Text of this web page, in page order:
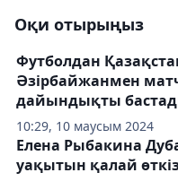
Оқи отырыңыз
10:29, 10 маусым 2024
Футболдан
Әзірбайжанмен
дайындықты
Елена Рыбакина
уақытын қалай